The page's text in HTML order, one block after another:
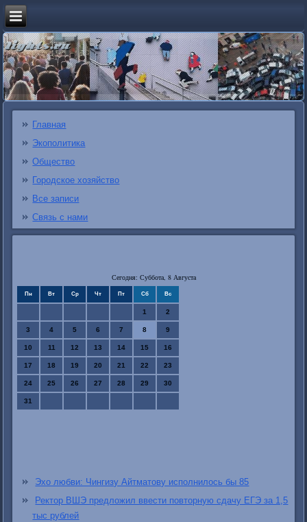
Главная
Экополитика
Общество
Городское хозяйство
Все записи
Связь с нами
Сегодня: Суббота, 8 Августа
Пн Вт Ср Чт Пт Сб Вс
1 2
3 4 5 6 7 8 9
10 11 12 13 14 15 16
17 18 19 20 21 22 23
24 25 26 27 28 29 30
31
Эхо любви: Чингизу Айтматову исполнилось бы 85
Ректор ВШЭ предложил ввести повторную сдачу ЕГЭ за 1,5
тыс рублей